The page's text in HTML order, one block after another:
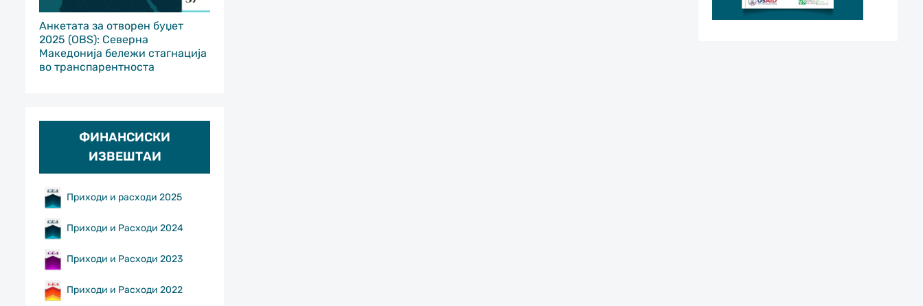
Анкетата за отворен буџет
2025 (OBS): Северна
Македонија бележи стагнација
во транспарентноста
ФИНАНСИСКИ
ИЗВЕШТАИ
Приходи и расходи 2025
Приходи и Расходи 2024
Приходи и Расходи 2023
Приходи и Расходи 2022